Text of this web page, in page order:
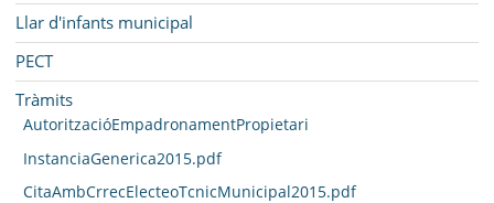
Llar d'infants municipal
PECT
Tràmits
AutoritzacióEmpadronamentPropietari
InstanciaGenerica2015.pdf
CitaAmbCrrecElecteoTcnicMunicipal2015.pdf